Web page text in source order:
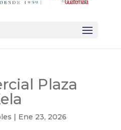
Plaza
| Ene 23, 2026